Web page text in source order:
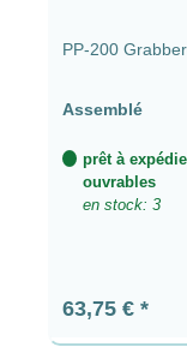
PP-200
Assemblé
prêt à
ouvrables
en stock: 3
Prix régulier :
63,75 €